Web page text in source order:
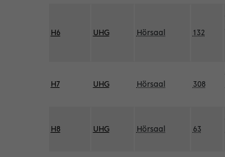
H6 UHG Hörsaal 132
H7 UHG Hörsaal 308
H8 UHG Hörsaal 63